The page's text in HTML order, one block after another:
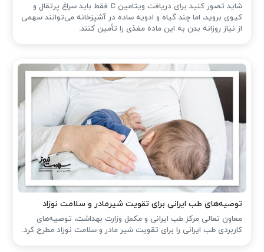
شاید تصور کنید برای دریافت ویتامین C فقط باید سراغ پرتقال و
کیوی بروید، اما چند گیاه و ادویه ساده در آشپزخانه می‌توانند سهمی
از نیاز روزانه بدن به این ماده مغذی را تأمین کنند.
توصیه‌های طب ایرانی برای تقویت شیرمادر و سلامت نوزاد
معاون تعالی مرکز طب ایرانی و مکمل وزارت بهداشت، توصیه‌های
کاربردی طب ایرانی را برای تقویت شیر مادر و سلامت نوزاد مطرح کرد.